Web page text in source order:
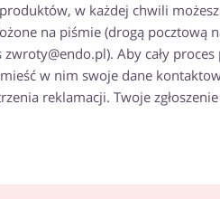
w każdej chwili
na piśmie (drogą pocztową
Aby cały proces
w nim swoje dane
reklamacji. Twoje